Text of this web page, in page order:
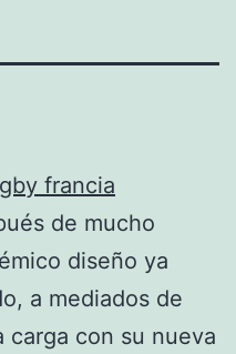
de mucho
diseño ya
a mediados de
carga con su nueva